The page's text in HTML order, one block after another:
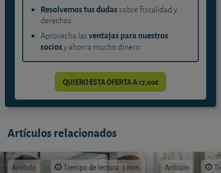
Resolvemos tus dudassobre fiscalidad y
derechos.
Aprovecha lasventajas para nuestros
sociosy ahorra mucho dinero.
QUIERO ESTA OFERTA A 17,00€
Artículos relacionados
Artículo Tiempo de lectura: 3 min. Artículo